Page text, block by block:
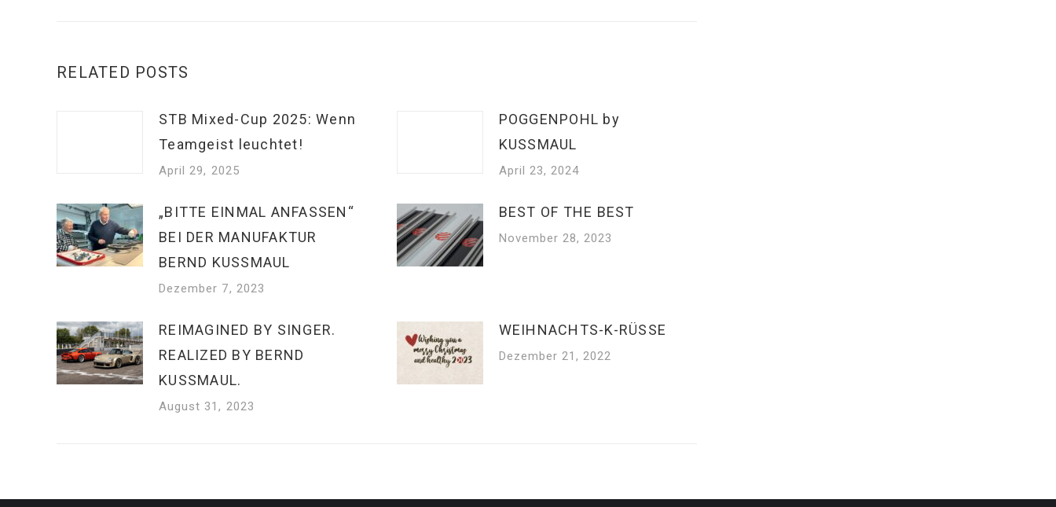
RELATED POSTS
STB Mixed-Cup 2025: Wenn
Teamgeist leuchtet!
April 29, 2025
POGGENPOHL by
KUSSMAUL
April 23, 2024
„BITTE EINMAL ANFASSEN“
BEI DER MANUFAKTUR
BERND KUSSMAUL
Dezember 7, 2023
BEST OF THE BEST
November 28, 2023
REIMAGINED BY SINGER.
REALIZED BY BERND
KUSSMAUL.
August 31, 2023
WEIHNACHTS-K-RÜSSE
Dezember 21, 2022